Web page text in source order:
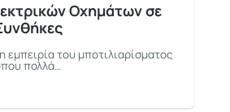
Οχημάτων σε
του μποτιλιαρίσματος
πολλά…